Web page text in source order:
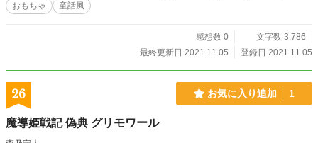
おもちゃ
童話風
感想数 0
文字数 3,786
最終更新日 2021.11.05
登録日 2021.11.05
26 お気に入り追加 1
魔導姫戦記 偽典 グリモワール